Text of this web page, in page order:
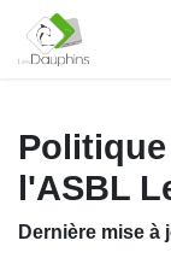
Politique
l'ASBL
Dernière mise à